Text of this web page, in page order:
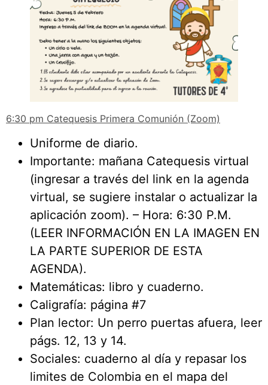
6:30 pm Catequesis Primera Comunión (Zoom)
Uniforme de diario.
Importante: mañana Catequesis virtual
(ingresar a través del link en la agenda
virtual, se sugiere instalar o actualizar la
aplicación zoom). – Hora: 6:30 P.M.
(LEER INFORMACIÓN EN LA IMAGEN EN
LA PARTE SUPERIOR DE ESTA
AGENDA).
Matemáticas: libro y cuaderno.
Caligrafía: página #7
Plan lector: Un perro puertas afuera, leer
págs. 12, 13 y 14.
Sociales: cuaderno al día y repasar los
limites de Colombia en el mapa del